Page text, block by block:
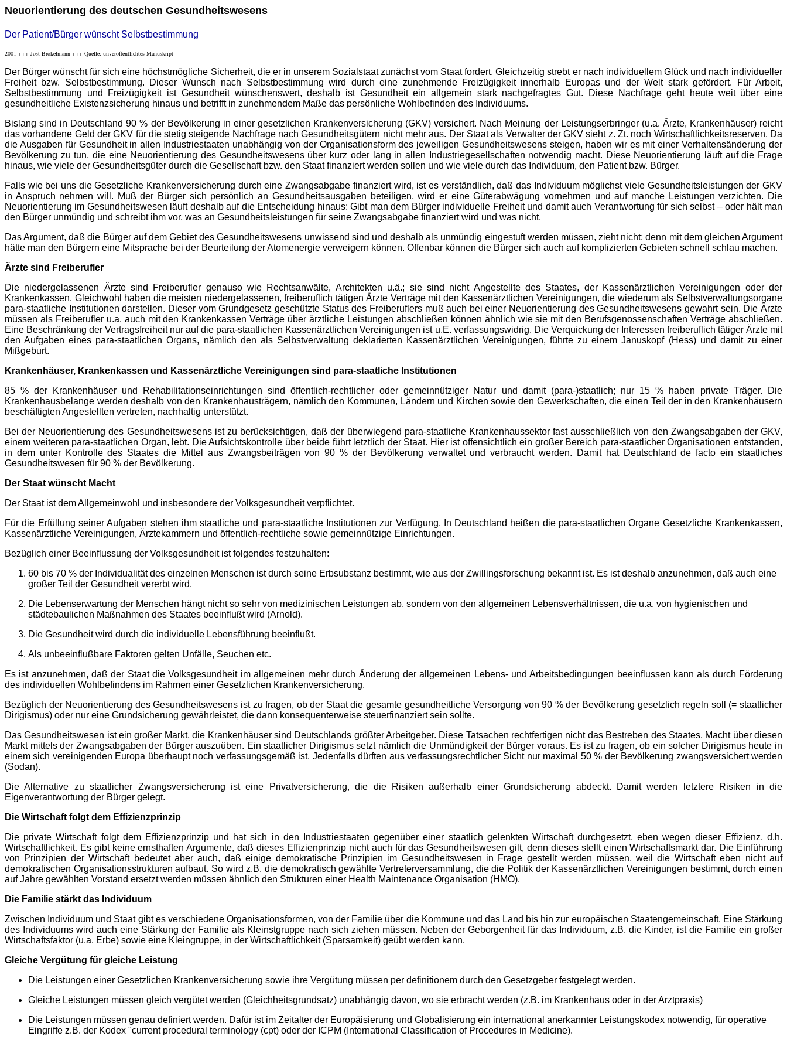
Neuorientierung des deutschen Gesundheitswesens
Der Patient/Bürger wünscht Selbstbestimmung
2001 +++ Jost Brökelmann +++ Quelle: unveröffentlichtes Manuskript
Der Bürger wünscht für sich eine höchstmögliche Sicherheit, die er in unserem Sozialstaat zunächst vom Staat fordert. Gleichzeitig strebt er nach individuellem Glück und nach individueller
Freiheit bzw. Selbstbestimmung. Dieser Wunsch nach Selbstbestimmung wird durch eine zunehmende Freizügigkeit innerhalb Europas und der Welt stark gefördert. Für Arbeit,
Selbstbestimmung und Freizügigkeit ist Gesundheit wünschenswert, deshalb ist Gesundheit ein allgemein stark nachgefragtes Gut. Diese Nachfrage geht heute weit über eine
gesundheitliche Existenzsicherung hinaus und betrifft in zunehmendem Maße das persönliche Wohlbefinden des Individuums.
Bislang sind in Deutschland 90 % der Bevölkerung in einer gesetzlichen Krankenversicherung (GKV) versichert. Nach Meinung der Leistungserbringer (u.a. Ärzte, Krankenhäuser) reicht
das vorhandene Geld der GKV für die stetig steigende Nachfrage nach Gesundheitsgütern nicht mehr aus. Der Staat als Verwalter der GKV sieht z. Zt. noch Wirtschaftlichkeitsreserven. Da
die Ausgaben für Gesundheit in allen Industriestaaten unabhängig von der Organisationsform des jeweiligen Gesundheitswesens steigen, haben wir es mit einer Verhaltensänderung der
Bevölkerung zu tun, die eine Neuorientierung des Gesundheitswesens über kurz oder lang in allen Industriegesellschaften notwendig macht. Diese Neuorientierung läuft auf die Frage
hinaus, wie viele der Gesundheitsgüter durch die Gesellschaft bzw. den Staat finanziert werden sollen und wie viele durch das Individuum, den Patient bzw. Bürger.
Falls wie bei uns die Gesetzliche Krankenversicherung durch eine Zwangsabgabe finanziert wird, ist es verständlich, daß das Individuum möglichst viele Gesundheitsleistungen der GKV
in Anspruch nehmen will. Muß der Bürger sich persönlich an Gesundheitsausgaben beteiligen, wird er eine Güterabwägung vornehmen und auf manche Leistungen verzichten. Die
Neuorientierung im Gesundheitswesen läuft deshalb auf die Entscheidung hinaus: Gibt man dem Bürger individuelle Freiheit und damit auch Verantwortung für sich selbst – oder hält man
den Bürger unmündig und schreibt ihm vor, was an Gesundheitsleistungen für seine Zwangsabgabe finanziert wird und was nicht.
Das Argument, daß die Bürger auf dem Gebiet des Gesundheitswesens unwissend sind und deshalb als unmündig eingestuft werden müssen, zieht nicht; denn mit dem gleichen Argument
hätte man den Bürgern eine Mitsprache bei der Beurteilung der Atomenergie verweigern können. Offenbar können die Bürger sich auch auf komplizierten Gebieten schnell schlau machen.
Ärzte sind Freiberufler
Die niedergelassenen Ärzte sind Freiberufler genauso wie Rechtsanwälte, Architekten u.ä.; sie sind nicht Angestellte des Staates, der Kassenärztlichen Vereinigungen oder der
Krankenkassen. Gleichwohl haben die meisten niedergelassenen, freiberuflich tätigen Ärzte Verträge mit den Kassenärztlichen Vereinigungen, die wiederum als Selbstverwaltungsorgane
para-staatliche Institutionen darstellen. Dieser vom Grundgesetz geschützte Status des Freiberuflers muß auch bei einer Neuorientierung des Gesundheitswesens gewahrt sein. Die Ärzte
müssen als Freiberufler u.a. auch mit den Krankenkassen Verträge über ärztliche Leistungen abschließen können ähnlich wie sie mit den Berufsgenossenschaften Verträge abschließen.
Eine Beschränkung der Vertragsfreiheit nur auf die para-staatlichen Kassenärztlichen Vereinigungen ist u.E. verfassungswidrig. Die Verquickung der Interessen freiberuflich tätiger Ärzte mit
den Aufgaben eines para-staatlichen Organs, nämlich den als Selbstverwaltung deklarierten Kassenärztlichen Vereinigungen, führte zu einem Januskopf (Hess) und damit zu einer
Mißgeburt.
Krankenhäuser, Krankenkassen und Kassenärztliche Vereinigungen sind para-staatliche Institutionen
85 % der Krankenhäuser und Rehabilitationseinrichtungen sind öffentlich-rechtlicher oder gemeinnütziger Natur und damit (para-)staatlich; nur 15 % haben private Träger. Die
Krankenhausbelange werden deshalb von den Krankenhausträgern, nämlich den Kommunen, Ländern und Kirchen sowie den Gewerkschaften, die einen Teil der in den Krankenhäusern
beschäftigten Angestellten vertreten, nachhaltig unterstützt.
Bei der Neuorientierung des Gesundheitswesens ist zu berücksichtigen, daß der überwiegend para-staatliche Krankenhaussektor fast ausschließlich von den Zwangsabgaben der GKV,
einem weiteren para-staatlichen Organ, lebt. Die Aufsichtskontrolle über beide führt letztlich der Staat. Hier ist offensichtlich ein großer Bereich para-staatlicher Organisationen entstanden,
in dem unter Kontrolle des Staates die Mittel aus Zwangsbeiträgen von 90 % der Bevölkerung verwaltet und verbraucht werden. Damit hat Deutschland de facto ein staatliches
Gesundheitswesen für 90 % der Bevölkerung.
Der Staat wünscht Macht
Der Staat ist dem Allgemeinwohl und insbesondere der Volksgesundheit verpflichtet.
Für die Erfüllung seiner Aufgaben stehen ihm staatliche und para-staatliche Institutionen zur Verfügung. In Deutschland heißen die para-staatlichen Organe Gesetzliche Krankenkassen,
Kassenärztliche Vereinigungen, Ärztekammern und öffentlich-rechtliche sowie gemeinnützige Einrichtungen.
Bezüglich einer Beeinflussung der Volksgesundheit ist folgendes festzuhalten:
60 bis 70 % der Individualität des einzelnen Menschen ist durch seine Erbsubstanz bestimmt, wie aus der Zwillingsforschung bekannt ist. Es ist deshalb anzunehmen, daß auch eine
großer Teil der Gesundheit vererbt wird.
Die Lebenserwartung der Menschen hängt nicht so sehr von medizinischen Leistungen ab, sondern von den allgemeinen Lebensverhältnissen, die u.a. von hygienischen und
städtebaulichen Maßnahmen des Staates beeinflußt wird (Arnold).
Die Gesundheit wird durch die individuelle Lebensführung beeinflußt.
Als unbeeinflußbare Faktoren gelten Unfälle, Seuchen etc.
Es ist anzunehmen, daß der Staat die Volksgesundheit im allgemeinen mehr durch Änderung der allgemeinen Lebens- und Arbeitsbedingungen beeinflussen kann als durch Förderung
des individuellen Wohlbefindens im Rahmen einer Gesetzlichen Krankenversicherung.
Bezüglich der Neuorientierung des Gesundheitswesens ist zu fragen, ob der Staat die gesamte gesundheitliche Versorgung von 90 % der Bevölkerung gesetzlich regeln soll (= staatlicher
Dirigismus) oder nur eine Grundsicherung gewährleistet, die dann konsequenterweise steuerfinanziert sein sollte.
Das Gesundheitswesen ist ein großer Markt, die Krankenhäuser sind Deutschlands größter Arbeitgeber. Diese Tatsachen rechtfertigen nicht das Bestreben des Staates, Macht über diesen
Markt mittels der Zwangsabgaben der Bürger auszuüben. Ein staatlicher Dirigismus setzt nämlich die Unmündigkeit der Bürger voraus. Es ist zu fragen, ob ein solcher Dirigismus heute in
einem sich vereinigenden Europa überhaupt noch verfassungsgemäß ist. Jedenfalls dürften aus verfassungsrechtlicher Sicht nur maximal 50 % der Bevölkerung zwangsversichert werden
(Sodan).
Die Alternative zu staatlicher Zwangsversicherung ist eine Privatversicherung, die die Risiken außerhalb einer Grundsicherung abdeckt. Damit werden letztere Risiken in die
Eigenverantwortung der Bürger gelegt.
Die Wirtschaft folgt dem Effizienzprinzip
Die private Wirtschaft folgt dem Effizienzprinzip und hat sich in den Industriestaaten gegenüber einer staatlich gelenkten Wirtschaft durchgesetzt, eben wegen dieser Effizienz, d.h.
Wirtschaftlichkeit. Es gibt keine ernsthaften Argumente, daß dieses Effizienprinzip nicht auch für das Gesundheitswesen gilt, denn dieses stellt einen Wirtschaftsmarkt dar. Die Einführung
von Prinzipien der Wirtschaft bedeutet aber auch, daß einige demokratische Prinzipien im Gesundheitswesen in Frage gestellt werden müssen, weil die Wirtschaft eben nicht auf
demokratischen Organisationsstrukturen aufbaut. So wird z.B. die demokratisch gewählte Vertreterversammlung, die die Politik der Kassenärztlichen Vereinigungen bestimmt, durch einen
auf Jahre gewählten Vorstand ersetzt werden müssen ähnlich den Strukturen einer Health Maintenance Organisation (HMO).
Die Familie stärkt das Individuum
Zwischen Individuum und Staat gibt es verschiedene Organisationsformen, von der Familie über die Kommune und das Land bis hin zur europäischen Staatengemeinschaft. Eine Stärkung
des Individuums wird auch eine Stärkung der Familie als Kleinstgruppe nach sich ziehen müssen. Neben der Geborgenheit für das Individuum, z.B. die Kinder, ist die Familie ein großer
Wirtschaftsfaktor (u.a. Erbe) sowie eine Kleingruppe, in der Wirtschaftlichkeit (Sparsamkeit) geübt werden kann.
Gleiche Vergütung für gleiche Leistung
Die Leistungen einer Gesetzlichen Krankenversicherung sowie ihre Vergütung müssen per definitionem durch den Gesetzgeber festgelegt werden.
Gleiche Leistungen müssen gleich vergütet werden (Gleichheitsgrundsatz) unabhängig davon, wo sie erbracht werden (z.B. im Krankenhaus oder in der Arztpraxis)
Die Leistungen müssen genau definiert werden. Dafür ist im Zeitalter der Europäisierung und Globalisierung ein international anerkannter Leistungskodex notwendig, für operative
Eingriffe z.B. der Kodex "current procedural terminology (cpt) oder der ICPM (International Classification of Procedures in Medicine).